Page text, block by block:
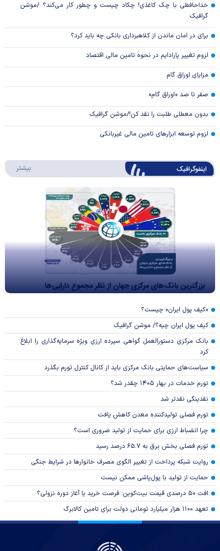
خداحافظی با چک کاغذی! چکاد چیست و چطور کار می‌کند؟ /موشن
گرافیک
برای در امان ماندن از کلاهبرداری بانکی چه باید کرد؟
لزوم تغییر پارادایم در نحوه تامین مالی اقتصاد
مزایای اوراق گام
صفر تا صد «اوراق گام»
بدون معطلی طلبت را نقد کن!/موشن گرافیک
لزوم توسعه ابزارهای تامین مالی غیربانکی
اینفوگرافیک بیشتر
بزرگترین بانک‌های مرکزی جهان از نظر مجموع دارایی‌ها
«کیف پول ایران» چیست؟
کیف پول ایران چیه؟/ موشن گرافیک
بانک مرکزی دستورالعمل گواهی سپرده ارزی ویژه سرمایه‌گذاری را ابلاغ
کرد
سیاست‌های حمایتی بانک مرکزی باید از کانال کنترل تورم بگذرد
تورم خدمات در بهار ۱۴۰۵ چقدر شد؟
نقدینگی نقدتر شد
تورم فصلی تولیدکننده معدن کاهش یافت
چرا انضباط ارزی برای حمایت از تولید ضروری است؟
تورم فصلی بخش برق به ۶۵.۷ درصد رسید
روایت شبکه پرداخت از تغییر الگوی مصرف خانوار‌ها در شرایط جنگی
حمایت از تولید با پول‌پاشی ممکن نیست
افت ۵۰ درصدی قیمت بیت‌کوین؛ فرصت خرید یا آغاز دوره نزولی؟
تعهد ۱۱۰۰ هزار میلیارد تومانی دولت برای تامین کالابرگ